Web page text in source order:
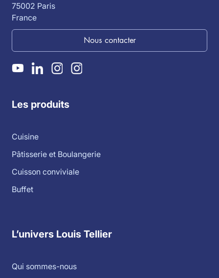
75002 Paris
France
Nous contacter
Les produits
Cuisine
Pâtisserie et Boulangerie
Cuisson conviviale
Buffet
L’univers Louis Tellier
Qui sommes-nous